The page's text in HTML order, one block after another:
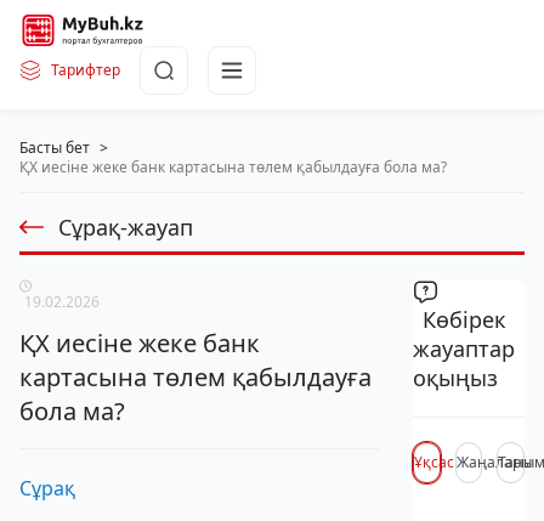
Тарифтер
Басты бет >
ҚХ иесіне жеке банк картасына төлем қабылдауға бола ма?
Сұрақ-жауап
19.02.2026
ҚХ иесіне жеке банк
картасына төлем қабылдауға
бола ма?
Сұрақ
Көбірек
жауаптар
оқыңыз
ҰқсасЖаңалары